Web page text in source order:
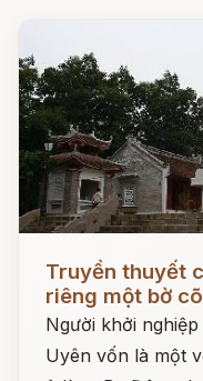
Đọc ngay
Truyền thuyết
riêng một bờ
Người khởi
Uyên vốn là một